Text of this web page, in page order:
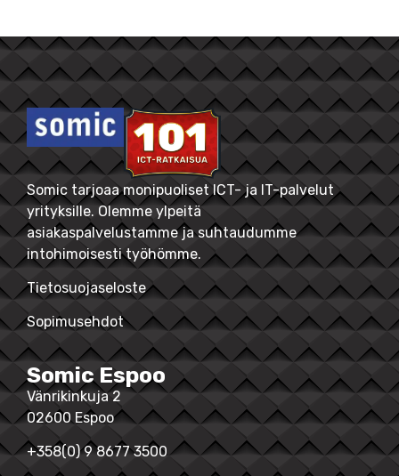
Somic tarjoaa monipuoliset ICT- ja IT-palvelut
yrityksille. Olemme ylpeitä
asiakaspalvelustamme ja suhtaudumme
intohimoisesti työhömme.
Tietosuojaseloste
Sopimusehdot
Somic Espoo
Vänrikinkuja 2
02600 Espoo
+358(0) 9 8677 3500